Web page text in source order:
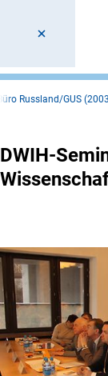
Russland/GUS
DWIH-